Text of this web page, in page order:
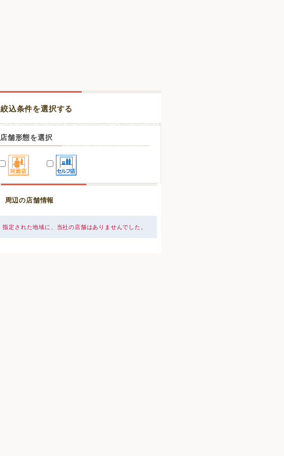
絞込条件を選択する
店舗形態を選択
周辺の店舗情報
指定された地域に、当社の店舗はありませんでした。